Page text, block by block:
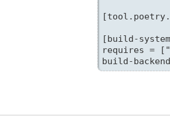
[build-
requires =
build-